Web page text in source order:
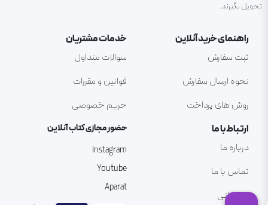
تحویل بگیرند.
راهنمای خرید آنلاین
ثبت سفارش
نحوه ارسال سفارش
روش های پرداخت
خدمات مشتریان
سوالات متداول
قوانین و مقررات
حریم خصوصی
ارتباط با ما
درباره ما
تماس با ما
پشتیبانی
حضور مجازی کتاب آنلاین
Instagram
Youtube
Aparat